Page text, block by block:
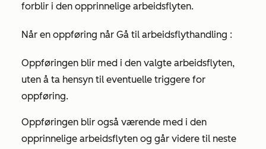
forblir i den opprinnelige arbeidsflyten.
Når en oppføring når Gå til arbeidsflythandling :
Oppføringen blir med i den valgte arbeidsflyten,
uten å ta hensyn til eventuelle triggere for
oppføring.
Oppføringen blir også værende med i den
opprinnelige arbeidsflyten og går videre til neste